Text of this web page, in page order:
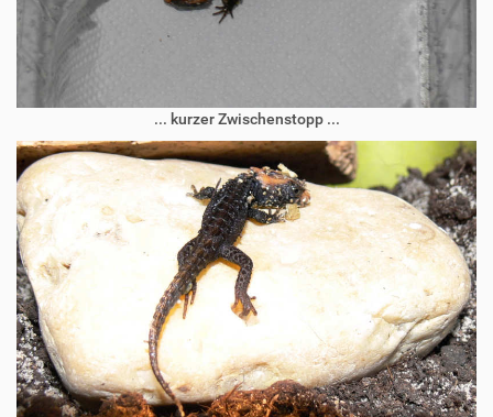
... kurzer Zwischenstopp ...